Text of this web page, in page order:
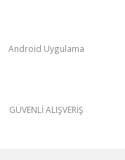
Android Uygulama
GÜVENLİ ALIŞVERİŞ